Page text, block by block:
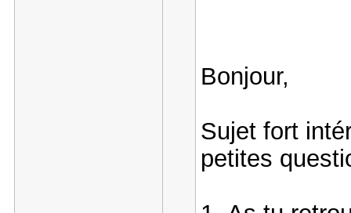
Bonjour,
Sujet fort
petites